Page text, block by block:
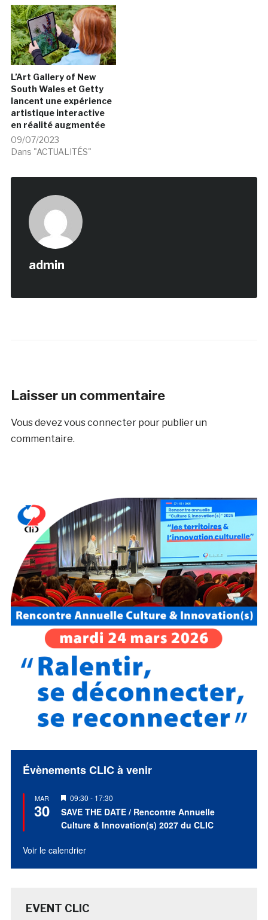
L’Art Gallery of New
South Wales et Getty
lancent une expérience
artistique interactive
en réalité augmentée
09/07/2023
Dans "ACTUALITÉS"
admin
Laisser un commentaire
Vous devezvous connecterpour publier un
commentaire.
Évènements CLIC à venir
MAR
30
Mis
en
avant
09:30 - 17:30
SAVE THE DATE / Rencontre Annuelle
Culture & Innovation(s) 2027 du CLIC
Voir le calendrier
EVENT CLIC